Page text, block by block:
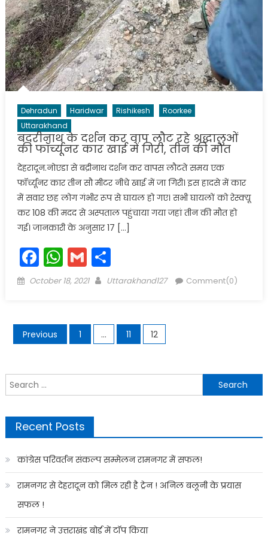
Dehradun Haridwar Rishikesh
Roorkee
Uttarakhand
बदरीनाथ के दर्शन कर वाप लौट रहे श्रद्धालुओं
की फॉर्च्यूनर कार खाई में गिरी, तीन की मौत
देहरादून.नोएडा से बद्रीनाथ दर्शन कर वापस लौटते समय एक
फॉर्च्यूनर कार तीन सौ मीटर नीचे खाई में जा गिरी। इस हादसे में कार
में सवार छह लोग गंभीर रूप से घायल हो गए। सभी घायलों को रेस्क्यू
कर 108 की मदद से अस्पताल पहुंचाया गया जहां तीन की मौत हो
गई। जानकारी के अनुसार 17 […]
Facebook
WhatsApp
GmailShare
Posted
October 18, 2021 Author
Uttarakhand127 Comment(0)
Posts
navigation
Previous 1 … 11 12
Search
for:
Recent Posts
कांग्रेस परिवर्तन संकल्प सम्मेलन रामनगर में सफल!
रामनगर से देहरादून को मिल रही है ट्रेन ! अनिल बलूनी के प्रयास
सफल !
रामनगर ने उत्तराखंड बोर्ड में टॉप किया